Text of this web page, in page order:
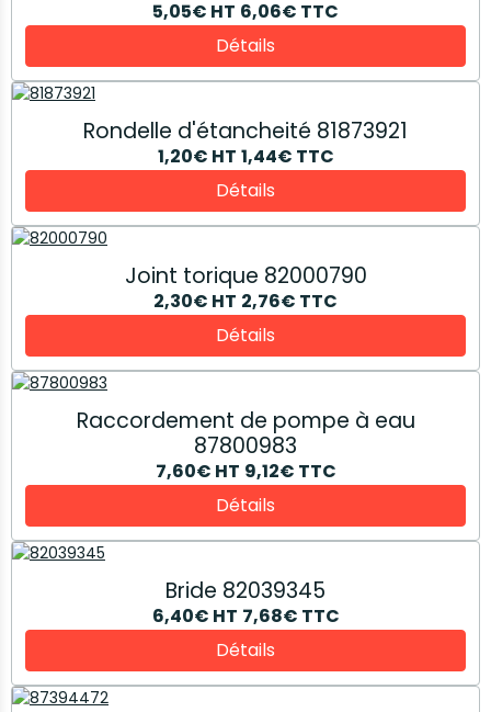
5,05€ HT 6,06€ TTC
Détails
Rondelle d'étancheité 81873921
1,20€ HT 1,44€ TTC
Détails
Joint torique 82000790
2,30€ HT 2,76€ TTC
Détails
Raccordement de pompe à eau
87800983
7,60€ HT 9,12€ TTC
Détails
Bride 82039345
6,40€ HT 7,68€ TTC
Détails